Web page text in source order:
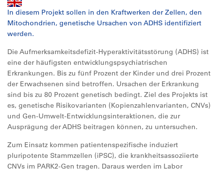
In diesem Projekt sollen in den Kraftwerken der Zellen, den
Mitochondrien, genetische Ursachen von ADHS identifiziert
werden.
Die Aufmerksamkeitsdefizit-Hyperaktivitätsstörung (ADHS) ist
eine der häufigsten entwicklungspsychiatrischen
Erkrankungen. Bis zu fünf Prozent der Kinder und drei Prozent
der Erwachsenen sind betroffen. Ursachen der Erkrankung
sind bis zu 80 Prozent genetisch bedingt. Ziel des Projekts ist
es, genetische Risikovarianten (Kopienzahlenvarianten, CNVs)
und Gen-Umwelt-Entwicklungsinteraktionen, die zur
Ausprägung der ADHS beitragen können, zu untersuchen.
Zum Einsatz kommen patientenspezifische induziert
pluripotente Stammzellen (iPSC), die krankheitsassoziierte
CNVs im PARK2-Gen tragen. Daraus werden im Labor